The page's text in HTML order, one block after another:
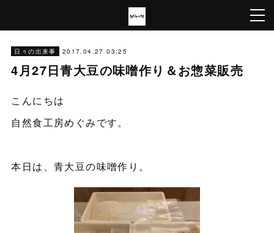
日々の出来事 2017.04.27 03:25
4月27日青大豆の味噌作り＆お惣菜販売
こんにちは
自然食工房めぐみです。
本日は、青大豆の味噌作り。